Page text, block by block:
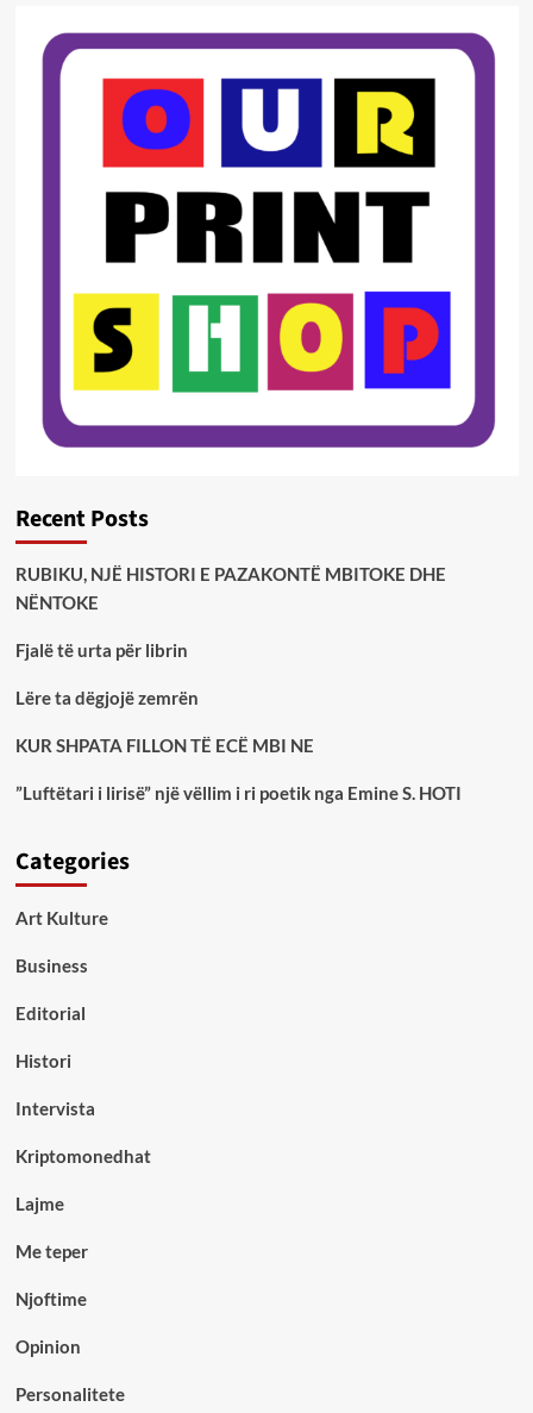
Recent Posts
RUBIKU, NJË HISTORI E PAZAKONTË MBITOKE DHE
NËNTOKE
Fjalë të urta për librin
Lëre ta dëgjojë zemrën
KUR SHPATA FILLON TË ECË MBI NE
”Luftëtari i lirisë” një vëllim i ri poetik nga Emine S. HOTI
Categories
Art Kulture
Business
Editorial
Histori
Intervista
Kriptomonedhat
Lajme
Me teper
Njoftime
Opinion
Personalitete